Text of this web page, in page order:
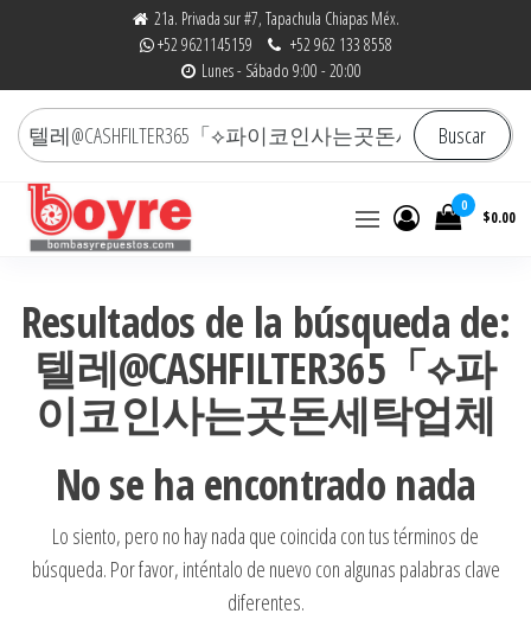
21a. Privada sur #7, Tapachula Chiapas Méx.
+52 9621145159
+52 962 133 8558
Lunes - Sábado 9:00 - 20:00
Buscar
por:
Buscar
|
RefaccionariaRuiz.com
0
$0.00
Resultados de la búsqueda de:
텔레@CASHFILTER365「⟡파
이코인사는곳돈세탁업체
No se ha encontrado nada
Lo siento, pero no hay nada que coincida con tus términos de
búsqueda. Por favor, inténtalo de nuevo con algunas palabras clave
diferentes.